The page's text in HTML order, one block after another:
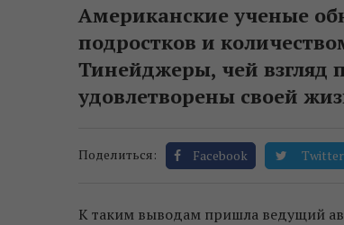
Американские ученые
подростков и
Тинейджеры, чей взгляд
удовлетворены своей
Поделиться: Facebook Twitter
К таким выводам пришла ведущий